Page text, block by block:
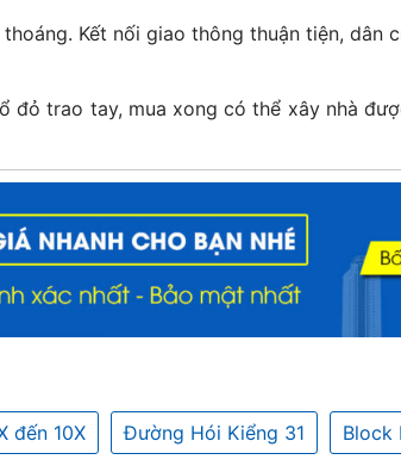
Kết nối giao thông thuận tiện, dân
đỏ trao tay, mua xong có thể xây nhà
đến 10X Đường Hói Kiểng 31 Block